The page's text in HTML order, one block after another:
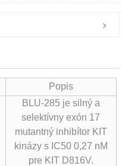
Popis
BLU-285 je silný a
selektívny exón 17
mutantný inhibítor KIT
kinázy s IC50 0,27 nM
pre KIT D816V.